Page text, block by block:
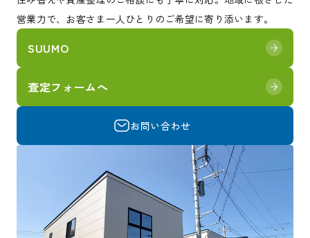
営業力で、お客さま一人ひとりのご希望に寄り添います。
SUUMO
査定フォームへ
お問い合わせ